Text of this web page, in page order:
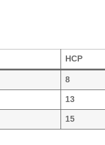
HCP
8
13
15